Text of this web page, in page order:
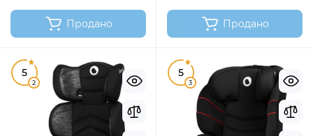
Продано Продано
5
2
5
3